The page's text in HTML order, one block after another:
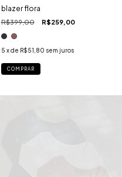
blazer flora
R$399,00 R$259,00
5 x de R$51,80 sem juros
COMPRAR